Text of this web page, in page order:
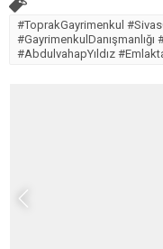
#ToprakGayrimenkul
#AbdulvahapYıldız